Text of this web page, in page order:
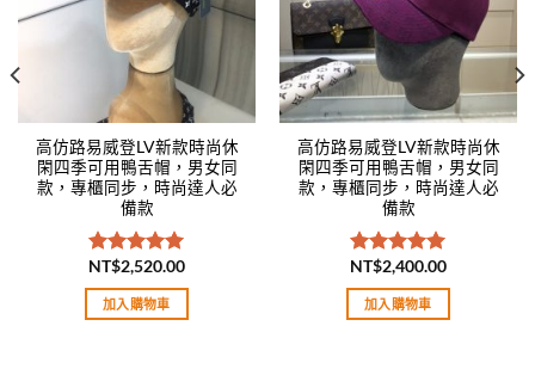
高仿路易威登LV新款時尚休
閑四季可用鴨舌帽，男女同
款，專櫃同步，時尚達人必
備款
評分5.00
滿分 5
NT$2,520.00
加入購物車
高仿路易威登LV新款時尚休
閑四季可用鴨舌帽，男女同
款，專櫃同步，時尚達人必
備款
評分5.00
滿分 5
NT$2,400.00
加入購物車